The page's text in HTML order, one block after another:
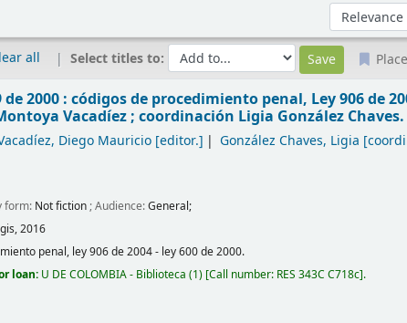
Sort by:
all Select titles to:
2000 : códigos de procedimiento penal, Ley 906 de
Vacadíez ; coordinación Ligia González Chaves.
Diego Mauricio [editor.] González Chaves, Ligia
form: Not fiction; Audience:General;
2016
penal, ley 906 de 2004 - ley 600 de 2000.
loan: U DE COLOMBIA - Biblioteca (1) Call number: RES 343C C718c .